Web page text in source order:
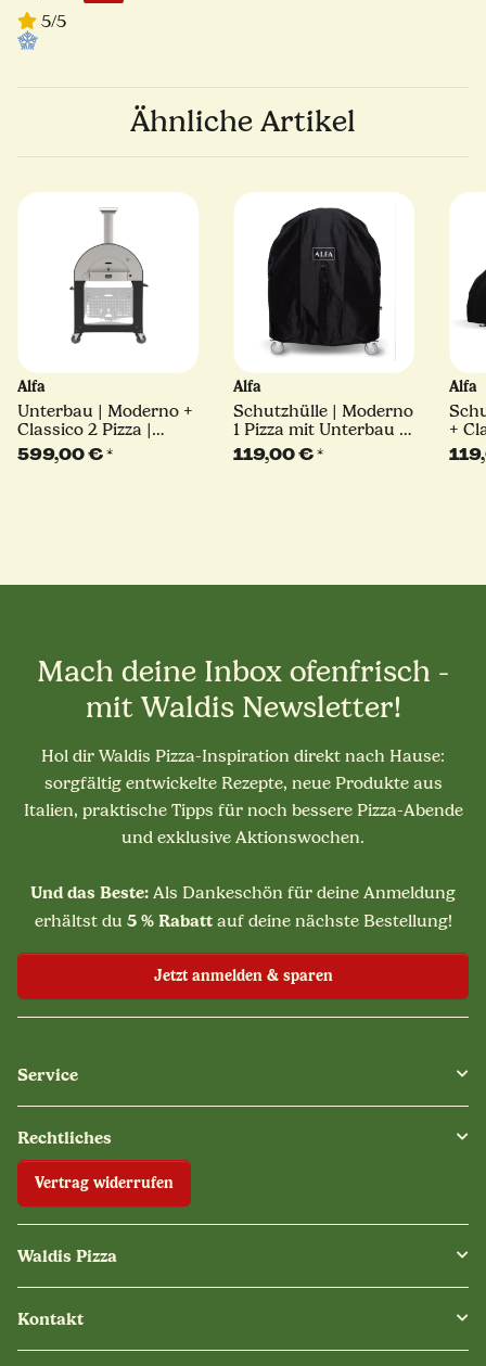
5/5
Ähnliche Artikel
Alfa
Unterbau | Moderno +
Classico 2 Pizza |
schwarz | Alfa Forni
599,00 €*
Alfa
Schutzhülle | Moderno
1 Pizza mit Unterbau |
Alfa Forni
119,00 €*
Alfa
+
Alfa
Mach deine Inbox ofenfrisch -
mit Waldis Newsletter!
Hol dir Waldis Pizza-Inspiration direkt nach Hause:
sorgfältig entwickelte Rezepte, neue Produkte aus
Italien, praktische Tipps für noch bessere Pizza-Abende
und exklusive Aktionswochen.
Und das Beste: Als Dankeschön für deine Anmeldung
erhältst du 5 % Rabattauf deine nächste Bestellung!
Jetzt anmelden & sparen
Service
Rechtliches
Vertrag widerrufen
Waldis Pizza
Kontakt